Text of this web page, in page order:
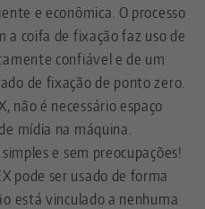
e econômica. O processo
a coifa de fixação faz uso de
confiável e de um
de fixação de ponto zero.
não é necessário espaço
mídia na máquina.
e sem preocupações!
pode ser usado de forma
está vinculado a nenhuma